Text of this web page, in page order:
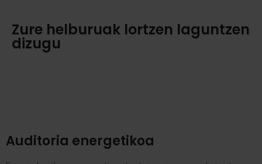
Zure helburuak lortzen laguntzen
dizugu
Auditoria energetikoa